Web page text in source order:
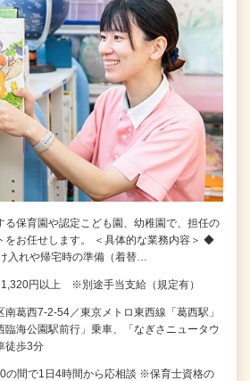
る保育園や認定こども園、幼稚園で、担任の
をお任せします。 ＜具体的な業務内容＞ ◆
入れや帰宅時の準備（着替…
円以上 ※別途手当支給（規定有）
南葛西7-2-54／東京メトロ東西線「葛西駅」
臨海公園駅前行」乗車、「なぎさニュータウ
徒歩3分
の間で1日4時間から応相談 ※保育士資格の